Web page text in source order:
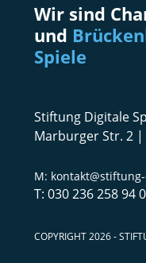
Wir sind
und
Spiele
Stiftung Digitale
Marburger Str. 2 |
030 236 258 94 0
COPYRIGHT 2026 -